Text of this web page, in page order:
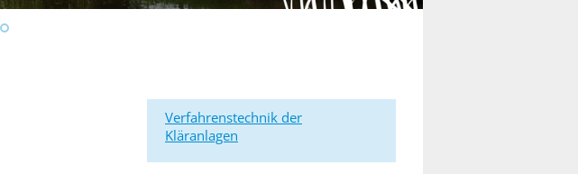
Verfahrenstechnik der
Kläranlagen